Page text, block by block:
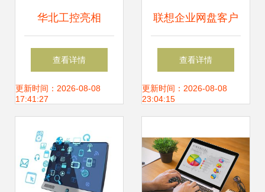
华北工控亮相
visionchina上海
2024,展现创新嵌
查看详情
更新时间：2026-08-08
17:41:27
联想企业网盘客户
端下载与安装指南
查看详情
更新时间：2026-08-08
23:04:15